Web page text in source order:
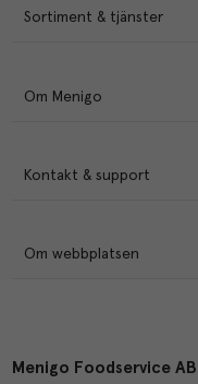
Sortiment & tjänster
Om Menigo
Kontakt & support
Om webbplatsen
Menigo Foodservice AB